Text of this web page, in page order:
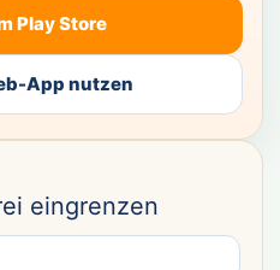
Play Store
App nutzen
eingrenzen